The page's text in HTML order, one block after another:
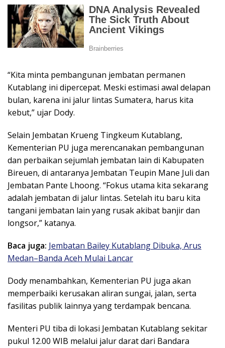
“Kita minta pembangunan jembatan permanen
Kutablang ini dipercepat. Meski estimasi awal delapan
bulan, karena ini jalur lintas Sumatera, harus kita
kebut,” ujar Dody.
Selain Jembatan Krueng Tingkeum Kutablang,
Kementerian PU juga merencanakan pembangunan
dan perbaikan sejumlah jembatan lain di Kabupaten
Bireuen, di antaranya Jembatan Teupin Mane Juli dan
Jembatan Pante Lhoong. “Fokus utama kita sekarang
adalah jembatan di jalur lintas. Setelah itu baru kita
tangani jembatan lain yang rusak akibat banjir dan
longsor,” katanya.
Baca juga: Jembatan Bailey Kutablang Dibuka, Arus
Medan–Banda Aceh Mulai Lancar
Dody menambahkan, Kementerian PU juga akan
memperbaiki kerusakan aliran sungai, jalan, serta
fasilitas publik lainnya yang terdampak bencana.
Menteri PU tiba di lokasi Jembatan Kutablang sekitar
pukul 12.00 WIB melalui jalur darat dari Bandara